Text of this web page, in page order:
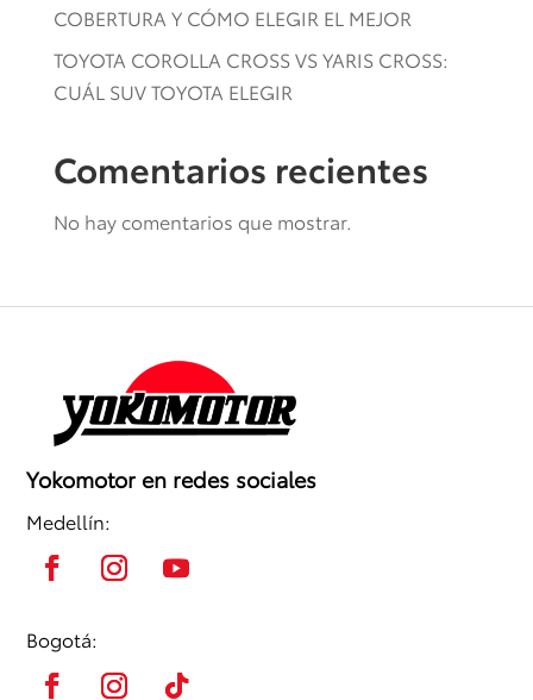
COBERTURA Y CÓMO ELEGIR EL MEJOR
TOYOTA COROLLA CROSS VS YARIS CROSS:
CUÁL SUV TOYOTA ELEGIR
Comentarios recientes
No hay comentarios que mostrar.
Yokomotor en redes sociales
Medellín:
Bogotá: